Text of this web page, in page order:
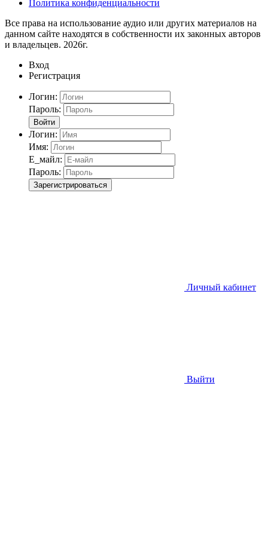
Политика конфиденциальности
Все права на использование аудио или других материалов на
данном сайте находятся в собственности их законных авторов
и владельцев. 2026г.
Вход
Регистрация
Логин:
Пароль:
Войти
Логин:
Имя:
Е_майл:
Пароль:
Зарегистрироваться
Личный кабинет
Выйти